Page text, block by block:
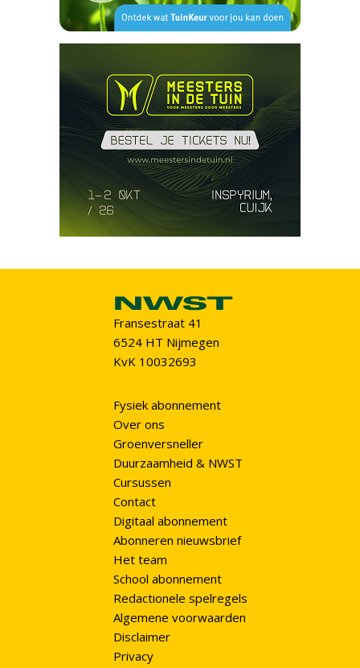
Fransestraat 41
6524 HT Nijmegen
KvK 10032693
Fysiek abonnement
Over ons
Groenversneller
Duurzaamheid & NWST
Cursussen
Contact
Digitaal abonnement
Abonneren nieuwsbrief
Het team
School abonnement
Redactionele spelregels
Algemene voorwaarden
Disclaimer
Privacy